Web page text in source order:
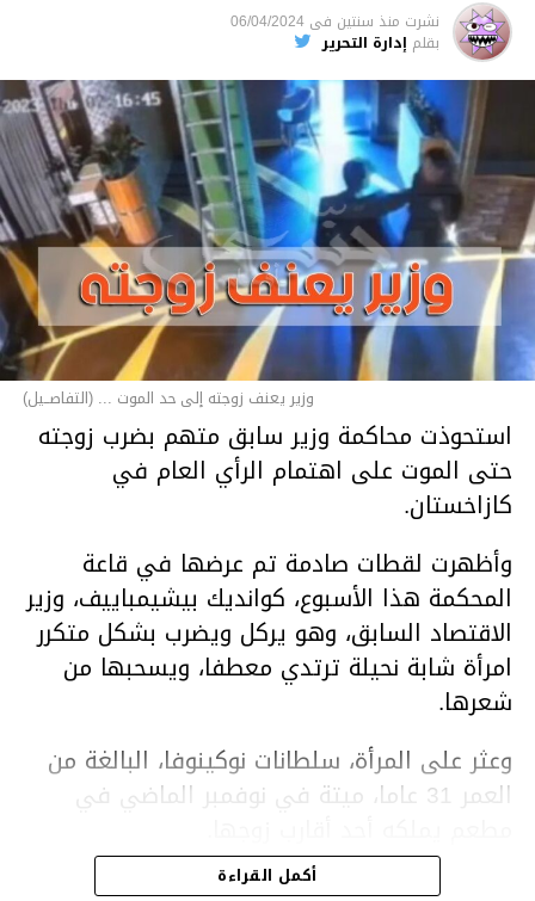
نشرت منذ سنتين فى 06/04/2024
بقلم إدارة التحرير
وزير يعنف زوجته إلى حد الموت ... (التفاصــيل)
استحوذت محاكمة وزير سابق متهم بضرب زوجته
حتى الموت على اهتمام الرأي العام في
كازاخستان.
وأظهرت لقطات صادمة تم عرضها في قاعة
المحكمة هذا الأسبوع، كوانديك بيشيمباييف، وزير
الاقتصاد السابق، وهو يركل ويضرب بشكل متكرر
امرأة شابة نحيلة ترتدي معطفا، ويسحبها من
شعرها.
وعثر على المرأة، سلطانات نوكينوفا، البالغة من
العمر 31 عاما، ميتة في نوفمبر الماضي في
ووفقا لتقرير الطبيب الشرعي، توفيت نوكينوفا
أكمل القراءة